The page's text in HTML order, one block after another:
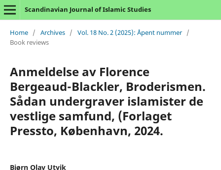
Scandinavian Journal of Islamic Studies
Home / Archives / Vol. 18 No. 2 (2025): Åpent nummer /
Book reviews
Anmeldelse av Florence
Bergeaud-Blackler, Broderismen.
Sådan undergraver islamister de
vestlige samfund, (Forlaget
Pressto, København, 2024.
Bjørn Olav Utvik